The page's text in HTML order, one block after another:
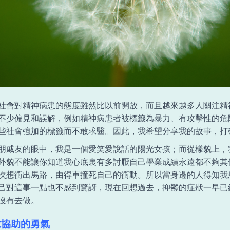
會對精神病患的態度雖然比以前開放，而且越來越多人關注
少偏見和誤解，例如精神病患者被標籤為暴力、有攻擊性的
社會強加的標籤而不敢求醫。因此，我希望分享我的故事，打
戚友的眼中，我是一個愛笑愛說話的陽光女孩；而從樣貌上
貌不能讓你知道我心底裏有多討厭自己學業成績永遠都不夠
想衝出馬路，由得車撞死自己的衝動。所以當身邊的人得知
對這事一點也不感到驚訝，現在回想過去，抑鬱的症狀一早
有去做。
助的勇氣